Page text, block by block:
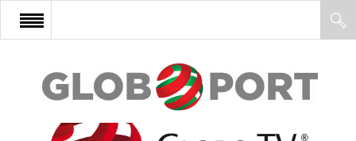
FŐOLDAL
AFRIKA